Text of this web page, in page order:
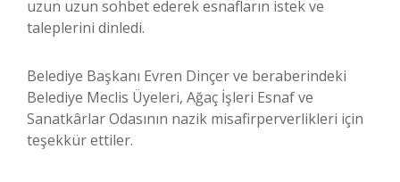
uzun uzun sohbet ederek esnafların istek ve
taleplerini dinledi.
Belediye Başkanı Evren Dinçer ve beraberindeki
Belediye Meclis Üyeleri, Ağaç İşleri Esnaf ve
Sanatkârlar Odasının nazik misafirperverlikleri için
teşekkür ettiler.